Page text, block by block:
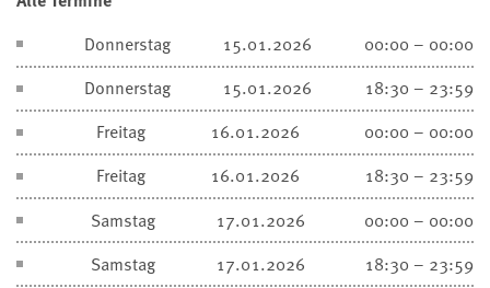
Donnerstag
15.01.2026
00:00 – 00:00
Donnerstag
15.01.2026
18:30 – 23:59
Freitag
16.01.2026
00:00 – 00:00
Freitag
16.01.2026
18:30 – 23:59
Samstag
17.01.2026
00:00 – 00:00
Samstag
17.01.2026
18:30 – 23:59